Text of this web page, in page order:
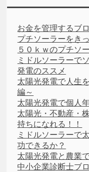
お金を管理するブ
プチソーラーをき
５０ｋｗのプチソ
ミドルソーラーで
発電のススメ
太陽光発電で人生
編～
太陽光発電で個人
太陽光・不動産・
持ちになれる！！
ミドルソーラーで
功できるか？
太陽光発電と農業
中小企業診断士ブ